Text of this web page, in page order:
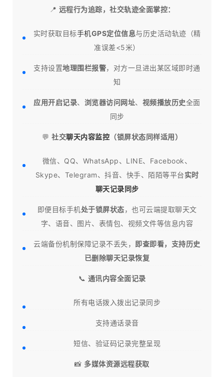
📍 远程行为追踪，社交轨迹全面掌控：
实时获取目标手机GPS定位信息与历史活动轨迹（精
准误差<5米）
支持设置地理围栏报警，对方一旦进出某区域即时通
知
应用开启记录、 浏览器访问网址、 视频播放历史全面
同步
💬 社交聊天内容监控 （锁屏状态同样适用）
微信、QQ、WhatsApp、LINE、Facebook、
Skype、Telegram、抖音、快手、陌陌等平台实时
聊天记录同步
即便目标手机处于锁屏状态，也可云端提取聊天文
字、语音、图片、表情包、视频文件等信息内容
云端备份机制保障记录不丢失， 即查即看，支持历史
已删除聊天记录恢复
📞 通讯内容全面记录
所有电话拨入拨出记录同步
支持通话录音
短信、验证码记录完整呈现
📸 多媒体资源远程获取